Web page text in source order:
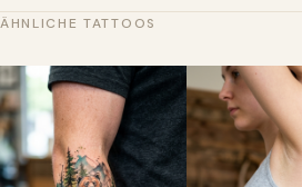
ÄHNLICHE TATTOOS